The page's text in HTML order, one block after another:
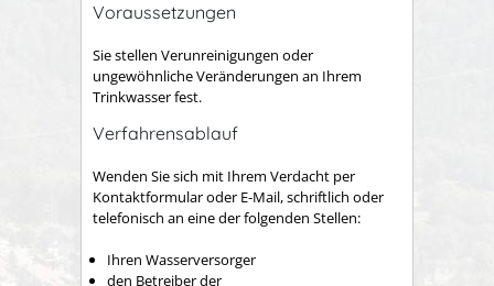
Voraussetzungen
Sie stellen Verunreinigungen oder
ungewöhnliche Veränderungen an Ihrem
Trinkwasser fest.
Verfahrensablauf
Wenden Sie sich mit Ihrem Verdacht per
Kontaktformular oder E-Mail, schriftlich oder
telefonisch an eine der folgenden Stellen:
Ihren Wasserversorger
den Betreiber der